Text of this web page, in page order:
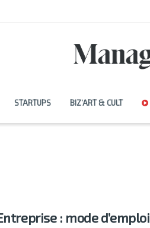
STARTUPS BIZ’ART & CULT
: mode d’emploi